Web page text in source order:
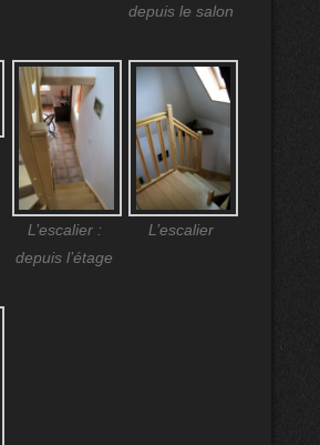
depuis le salon
L’escalier :
depuis l’étage
L’escalier